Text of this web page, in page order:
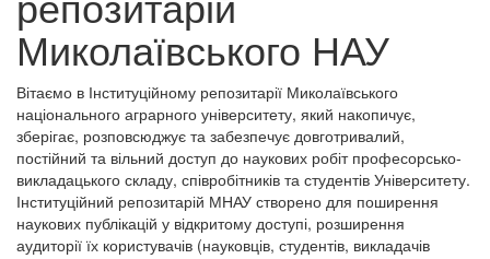
Миколаївського НАУ
Вітаємо в Інституційному репозитарії Миколаївського
національного аграрного університету, який накопичує,
зберігає, розповсюджує та забезпечує довготривалий,
постійний та вільний доступ до наукових робіт професорсько-
викладацького складу, співробітників та студентів Університету.
Інституційний репозитарій МНАУ створено для поширення
наукових публікацій у відкритому доступі, розширення
аудиторії їх користувачів (науковців, студентів, викладачів